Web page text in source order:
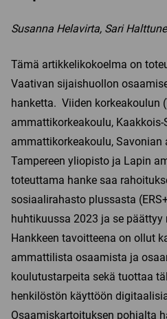
Susanna Helavirta, Sari
Tämä artikkelikokoelma on
Vaativan sijaishuollon
hanketta. Viiden korkeakoulun
ammattikorkeakoulu, Kaakkois-
ammattikorkeakoulu,
Tampereen yliopisto ja Lapin
toteuttama hanke saa
sosiaalirahasto plussasta
huhtikuussa 2023 ja se
Hankkeen tavoitteena on ollut
ammattilista osaamista ja
koulutustarpeita sekä tuottaa
henkilöstön käyttöön
Osaamiskartoituksen pohjalta